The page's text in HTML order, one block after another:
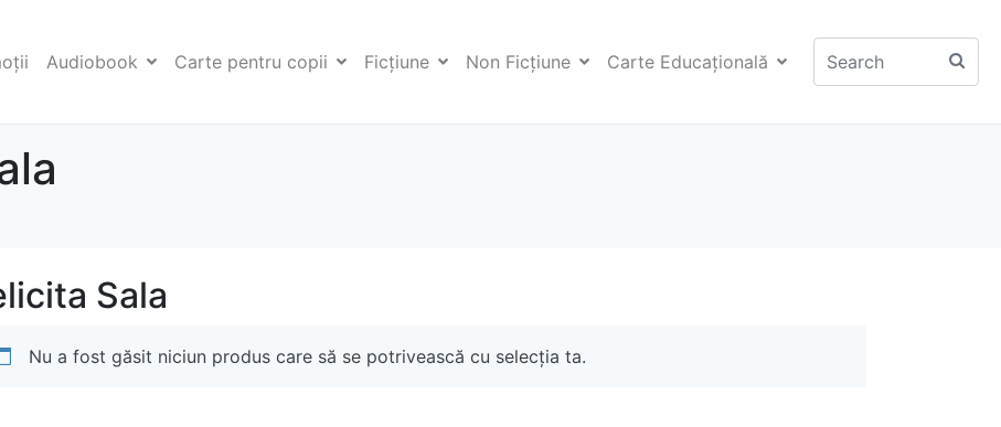
Audiobook Carte pentru copii Ficţiune Non Ficţiune Carte Educaţională
Sala
Nu a fost găsit niciun produs care să se potrivească cu selecția ta.